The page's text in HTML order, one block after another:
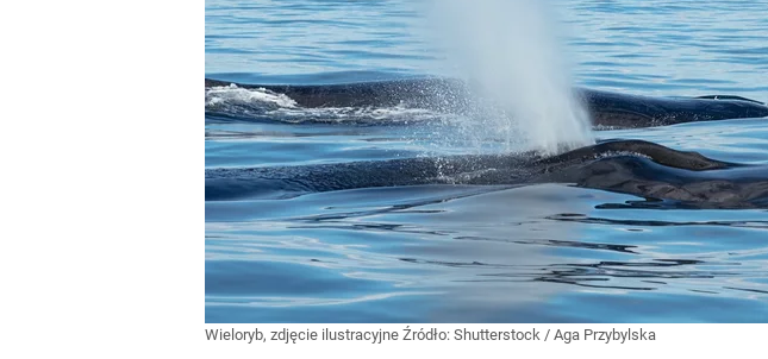
Wieloryb, zdjęcie ilustracyjne Źródło: Shutterstock / Aga Przybylska